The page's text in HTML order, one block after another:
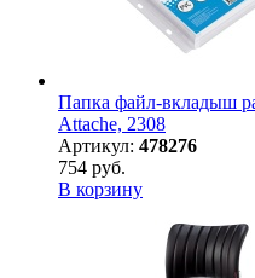
Папка файл-вкладыш
Attache, 2308
Артикул: 478276
754 руб.
В корзину